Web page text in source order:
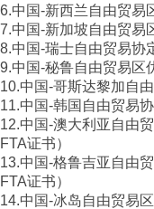
6.中国-新西兰自由贸易
7.中国-新加坡自由贸易
8.中国-瑞士自由贸易协
9.中国-秘鲁自由贸易区
10.中国-哥斯达黎加自
11.中国-韩国自由贸易
12.中国-澳大利亚自由
FTA证书）
13.中国-格鲁吉亚自由
FTA证书）
14.中国-冰岛自由贸易